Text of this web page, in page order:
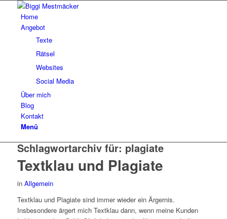
Home
Angebot
Texte
Rätsel
Websites
Social Media
Über mich
Blog
Kontakt
Menü
Schlagwortarchiv für: plagiate
Textklau und Plagiate
in Allgemein
Textklau und Plagiate sind immer wieder ein Ärgernis.
Insbesondere ärgert mich Textklau dann, wenn meine Kunden